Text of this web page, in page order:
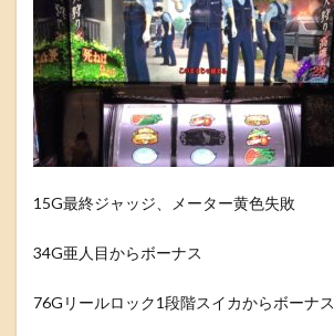
15G最終ジャッジ、メーター黄色失敗
34G亜人目からボーナス
76Gリールロック1段階スイカからボーナス